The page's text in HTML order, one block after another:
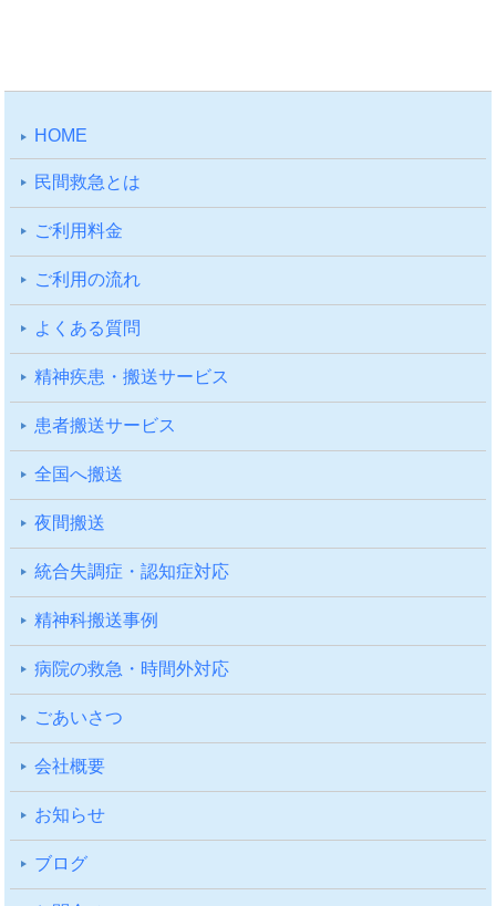
HOME
⺠間救急とは
ご利⽤料⾦
ご利⽤の流れ
よくある質問
精神疾患・搬送サービス
患者搬送サービス
全国へ搬送
夜間搬送
統合失調症・認知症対応
精神科搬送事例
病院の救急・時間外対応
ごあいさつ
会社概要
お知らせ
ブログ